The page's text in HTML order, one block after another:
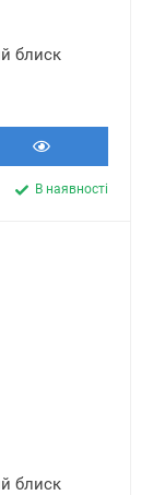
блиск
В наявності
блиск